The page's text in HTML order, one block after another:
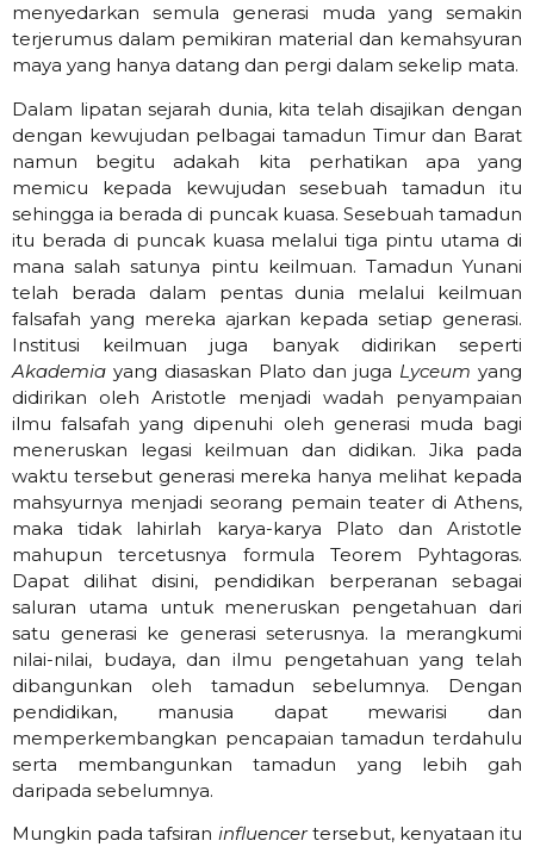
menyedarkan semula generasi muda yang semakin
terjerumus dalam pemikiran material dan kemahsyuran
maya yang hanya datang dan pergi dalam sekelip mata.
Dalam lipatan sejarah dunia, kita telah disajikan dengan
dengan kewujudan pelbagai tamadun Timur dan Barat
namun begitu adakah kita perhatikan apa yang
memicu kepada kewujudan sesebuah tamadun itu
sehingga ia berada di puncak kuasa. Sesebuah tamadun
itu berada di puncak kuasa melalui tiga pintu utama di
mana salah satunya pintu keilmuan. Tamadun Yunani
telah berada dalam pentas dunia melalui keilmuan
falsafah yang mereka ajarkan kepada setiap generasi.
Institusi keilmuan juga banyak didirikan seperti
Akademia yang diasaskan Plato dan juga Lyceum yang
didirikan oleh Aristotle menjadi wadah penyampaian
ilmu falsafah yang dipenuhi oleh generasi muda bagi
meneruskan legasi keilmuan dan didikan. Jika pada
waktu tersebut generasi mereka hanya melihat kepada
mahsyurnya menjadi seorang pemain teater di Athens,
maka tidak lahirlah karya-karya Plato dan Aristotle
mahupun tercetusnya formula Teorem Pyhtagoras.
Dapat dilihat disini, pendidikan berperanan sebagai
saluran utama untuk meneruskan pengetahuan dari
satu generasi ke generasi seterusnya. Ia merangkumi
nilai-nilai, budaya, dan ilmu pengetahuan yang telah
dibangunkan oleh tamadun sebelumnya. Dengan
pendidikan, manusia dapat mewarisi dan
memperkembangkan pencapaian tamadun terdahulu
serta membangunkan tamadun yang lebih gah
daripada sebelumnya.
Mungkin pada tafsiran influencertersebut, kenyataan itu